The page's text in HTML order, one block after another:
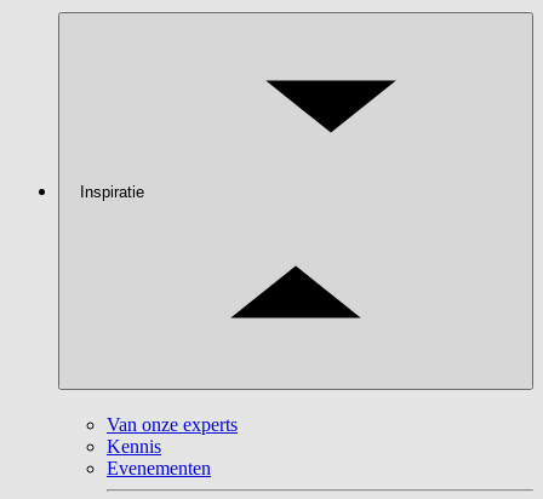
Inspiratie
Van onze experts
Kennis
Evenementen